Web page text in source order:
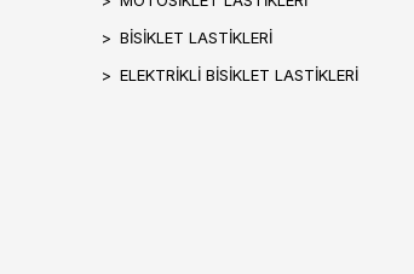
BİSİKLET LASTİKLERİ
ELEKTRİKLİ BİSİKLET LASTİKLERİ